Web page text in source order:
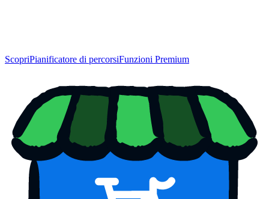
ScopriPianificatore di percorsiFunzioni Premium